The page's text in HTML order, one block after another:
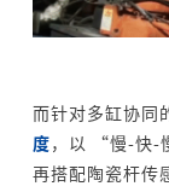
而针对多缸协同
度，以 “慢-快-
再搭配陶瓷杆传